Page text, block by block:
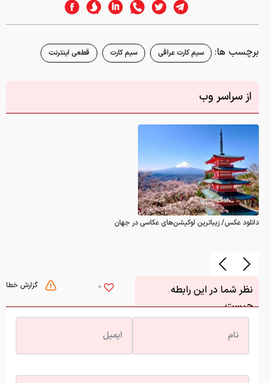
برچسب ها: سیم کارت عراقی سیم کارت قطعی اینترنت
از سراسر وب
دانلود عکس/ زیباترین لوکیشن‌های عکاسی در جهان
گزارش خطا 0
نظر شما در این رابطه
چیست